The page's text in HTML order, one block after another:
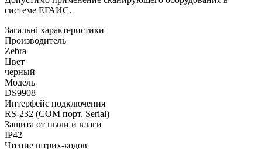
системе ЕГАИС.
Загальні характеристики
Производитель
Zebra
Цвет
черный
Модель
DS9908
Интерфейс подключения
RS-232 (COM порт, Serial)
Защита от пыли и влаги
IP42
Чтение штрих-кодов